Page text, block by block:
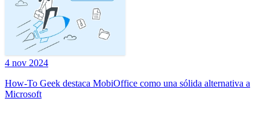
4 nov 2024
How-To Geek destaca MobiOffice como una sólida alternativa a
Microsoft